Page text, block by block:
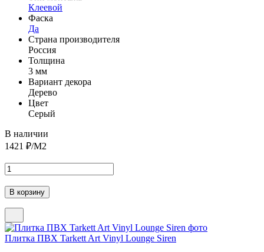
Клеевой
Фаска
Да
Страна производителя
Россия
Толщина
3 мм
Вариант декора
Дерево
Цвет
Серый
В наличии
1421 ₽/М2
Плитка ПВХ Tarkett Art Vinyl Lounge Siren